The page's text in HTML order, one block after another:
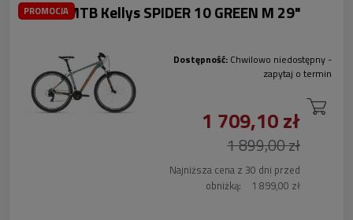
Rower MTB Kellys SPIDER 10 GREEN M 29"
Dostępność: Chwilowo niedostępny -
zapytaj o termin
1 709,10 zł
1 899,00 zł
Najniższa cena z 30 dni przed
obniżką:
1 899,00 zł
PROMOCJA